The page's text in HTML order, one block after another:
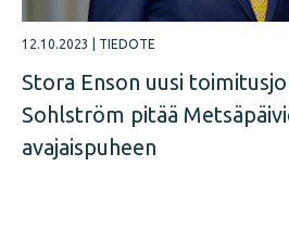
12.10.2023 TIEDOTE
Stora Enson uusi
Sohlström pitää
avajaispuheen